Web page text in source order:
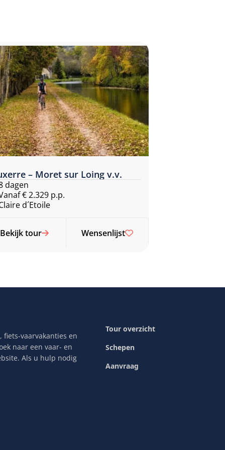
– Moret sur Loing v.v.
dagen
€ 2.329 p.p.
d´Etoile
Bekijk tour Wensenlijst
vaarvakanties en
naar een vaar- en
Als u hulp nodig
Tour overzicht
Schepen
Aanvraag